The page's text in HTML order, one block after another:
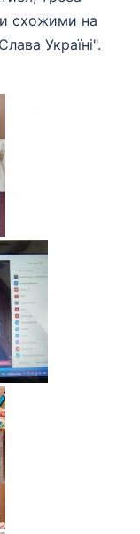
схожими на
Україні".